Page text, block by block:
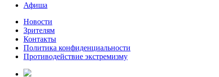
Афиша
Новости
Зрителям
Контакты
Политика конфиденциальности
Противодействие экстремизму